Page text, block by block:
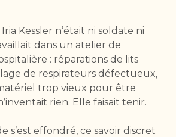
Kessler n’était ni soldate ni
dans un atelier de
: réparations de lits
de respirateurs défectueux,
trop vieux pour être
rien. Elle faisait tenir.
s’est effondré, ce savoir discret